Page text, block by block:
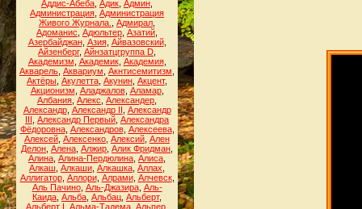
Аддис-Абеба Адик Админ
Администрация Администрация
Живого Журнала.
Адмирал
Адоманис Адюльтер Азатий
Азербайджан, Азия, Айвазовский,
Айзенберг, Айнзатцгруппа D
Академизм Академик, Академия,
Акварель Аквариум Акнтисемитизм
Актёры Акулетта Акунин Акцент,
Акционизм Аладжалов, Аламар,
Албания Алекс Александер
Александр, Александр II Александр
III Александр Первый Александра
Фёдоровна, Александров, Алексеева,
Алексей Алексенко Алексий Ален
Делон Алена Алжир Алик Фридман
Алина Алина-Пердюлина Алиса
Алкаш Алкаши Алкашка Аллах
Аллигатор, Аллори, Алрами, Алчевск,
Аль Пачино, Аль-Джазира, Аль-
Каида Альба Альбац Альберт,
Альберт I Альма-Тадема Альпер